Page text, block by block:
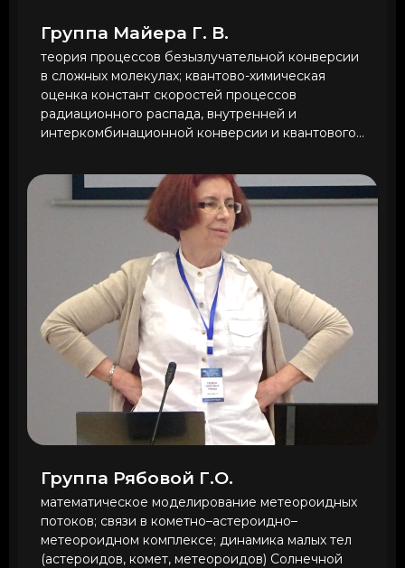
Группа Майера Г. В.
теория процессов безызлучательной конверсии
в сложных молекулах; квантово-химическая
оценка констант скоростей процессов
радиационного распада, внутренней и
интеркомбинационной конверсии и квантового...
Группа Рябовой Г.О.
математическое моделирование метеороидных
потоков; связи в кометно–астероидно–
метеороидном комплексе; динамика малых тел
(астероидов, комет, метеороидов) Солнечной